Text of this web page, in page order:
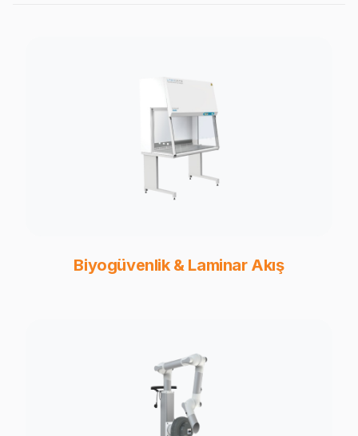
Biyogüvenlik & Laminar Akış